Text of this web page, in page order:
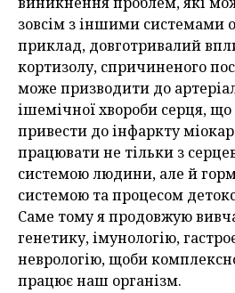
зовсім з іншими системами
приклад, довготривалий
кортизолу, спричиненого
може призводити до
ішемічної хвороби серця, що
привести до інфаркту
працювати не тільки з
системою людини, але й
системою та процесом
Саме тому я продовжую
генетику, імунологію,
неврологію, щоби
працює наш організм.